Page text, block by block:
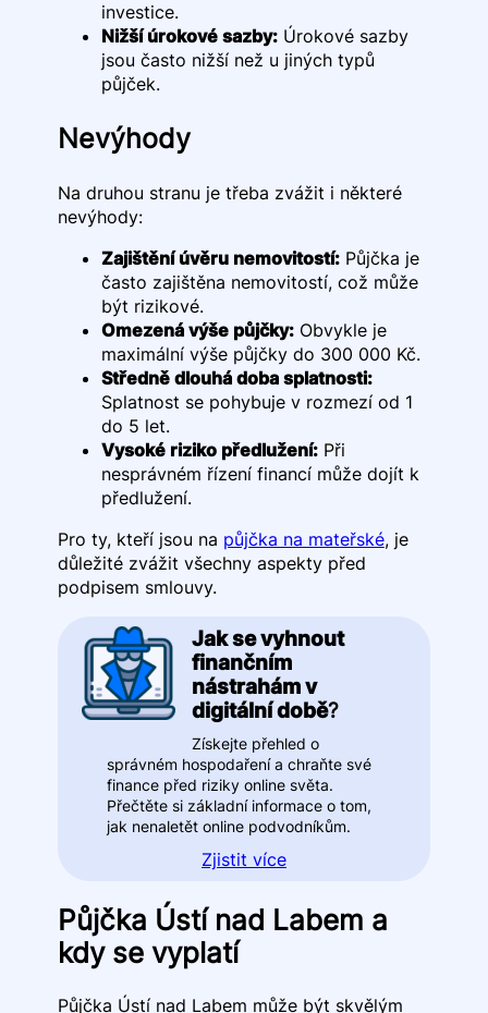
investice.
Nižší úrokové sazby:Úrokové sazby
jsou často nižší než u jiných typů
půjček.
Nevýhody
Na druhou stranu je třeba zvážit i některé
nevýhody:
Zajištění úvěru nemovitostí:Půjčka je
často zajištěna nemovitostí, což může
být rizikové.
Omezená výše půjčky:Obvykle je
maximální výše půjčky do 300 000 Kč.
Středně dlouhá doba splatnosti:
Splatnost se pohybuje v rozmezí od 1
do 5 let.
Vysoké riziko předlužení:Při
nesprávném řízení financí může dojít k
předlužení.
Pro ty, kteří jsou na půjčka na mateřské, je
důležité zvážit všechny aspekty před
podpisem smlouvy.
Jak se vyhnout
finančním
nástrahám v
digitální době?
Získejte přehled o
správném hospodaření a chraňte své
finance před riziky online světa.
Přečtěte si základní informace o tom,
jak nenaletět online podvodníkům.
Zjistit více
Půjčka Ústí nad Labem a
kdy se vyplatí
Půjčka Ústí nad Labem může být skvělým